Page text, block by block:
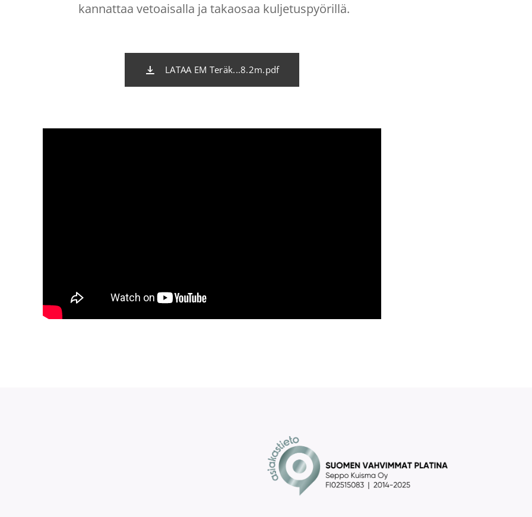
kannattaa vetoaisalla ja takaosaa kuljetuspyörillä.
LATAA EM Teräk...8.2m.pdf